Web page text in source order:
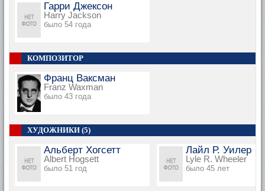
Гарри Джексон
Harry Jackson
было 54 года
КОМПОЗИТОР
Франц Ваксман
Franz Waxman
было 43 года
ХУДОЖНИКИ (5)
Альберт Хогсетт
Albert Hogsett
было 51 год
Лайл Р. Уилер
Lyle R. Wheeler
было 45 лет